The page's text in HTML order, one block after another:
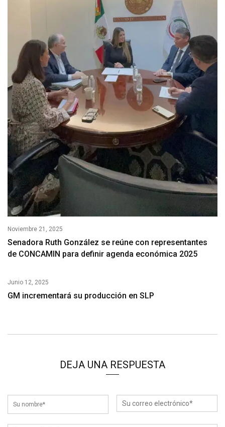
Noviembre 21, 2025
Senadora Ruth González se reúne con representantes
de CONCAMIN para definir agenda económica 2025
Junio 12, 2025
GM incrementará su producción en SLP
DEJA UNA RESPUESTA